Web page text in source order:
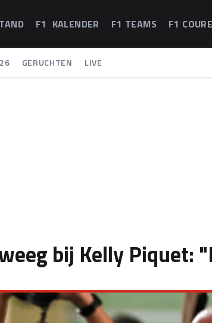
F1 KALENDER F1 TEAMS F1
GERUCHTEN LIVE
bij Kelly Piquet: